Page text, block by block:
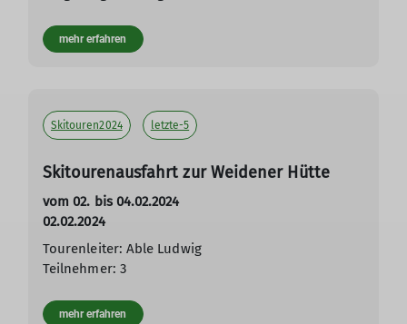
mehr erfahren
Skitouren2024 letzte-5
Skitourenausfahrt zur Weidener Hütte
vom 02. bis 04.02.2024
02.02.2024
Tourenleiter: Able Ludwig
Teilnehmer: 3
mehr erfahren